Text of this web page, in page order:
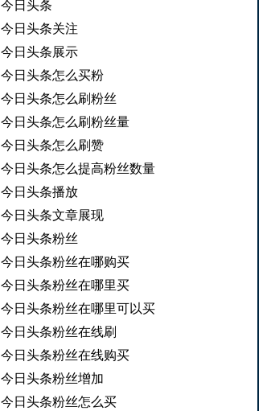
今日头条
今日头条关注
今日头条展示
今日头条怎么买粉
今日头条怎么刷粉丝
今日头条怎么刷粉丝量
今日头条怎么刷赞
今日头条怎么提高粉丝数量
今日头条播放
今日头条文章展现
今日头条粉丝
今日头条粉丝在哪购买
今日头条粉丝在哪里买
今日头条粉丝在哪里可以买
今日头条粉丝在线刷
今日头条粉丝在线购买
今日头条粉丝增加
今日头条粉丝怎么买